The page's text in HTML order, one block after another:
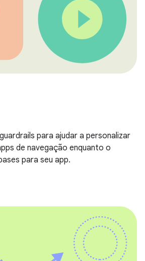
para ajudar a personalizar
de navegação enquanto o
para seu app.